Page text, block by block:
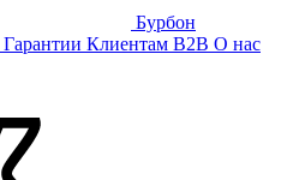
Бурбон
Гарантии Клиентам B2B О нас